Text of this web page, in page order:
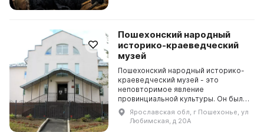
Пошехонский народный
историко-краеведческий
музей
Пошехонский народный историко-
краеведческий музей - это
неповторимое явление
провинциальной культуры. Он был
открыт в 1974 году по инициативе
местных жителей и под
поддержкой руководства района. В
Ярославская обл, г Пошехонье, ул
Любимская, д 20А